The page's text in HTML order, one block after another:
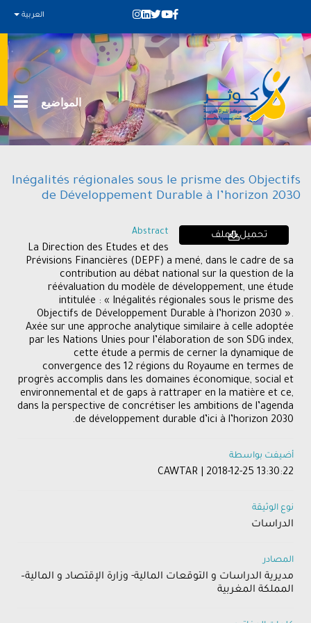
العربية
المواضيع
Inégalités régionales sous le prisme des Objectifs
de Développement Durable à l’horizon 2030
تحميل الملف Abstract
La Direction des Etudes et des
Prévisions Financières (DEPF) a mené, dans le cadre de sa
contribution au débat national sur la question de la
réévaluation du modèle de développement, une étude
intitulée : « Inégalités régionales sous le prisme des
Objectifs de Développement Durable à l’horizon 2030 ».
Axée sur une approche analytique similaire à celle adoptée
par les Nations Unies pour l’élaboration de son SDG index,
cette étude a permis de cerner la dynamique de
convergence des 12 régions du Royaume en termes de
progrès accomplis dans les domaines économique, social et
environnemental et de gaps à rattraper en la matière et ce,
dans la perspective de concrétiser les ambitions de l’agenda
de développement durable d’ici à l’horizon 2030.
أضيفت بواسطة
CAWTAR | 2018-12-25 13:30:22
نوع الوثيقة
الدراسات
المصادر
مديرية الدراسات و التوقعات المالية- وزارة الإقتصاد و المالية–
المملكة المغربية